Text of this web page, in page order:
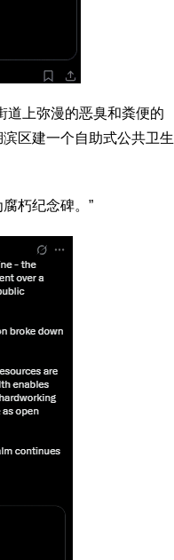
道上弥漫的恶臭和粪便的
区建一个自助式公共卫生
朽纪念碑。”